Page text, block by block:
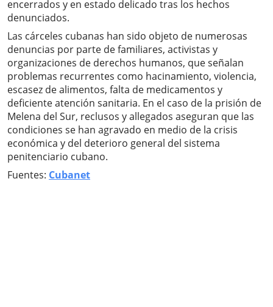
encerrados y en estado delicado tras los hechos
denunciados.
Las cárceles cubanas han sido objeto de numerosas
denuncias por parte de familiares, activistas y
organizaciones de derechos humanos, que señalan
problemas recurrentes como hacinamiento, violencia,
escasez de alimentos, falta de medicamentos y
deficiente atención sanitaria. En el caso de la prisión de
Melena del Sur, reclusos y allegados aseguran que las
condiciones se han agravado en medio de la crisis
económica y del deterioro general del sistema
penitenciario cubano.
Fuentes: Cubanet